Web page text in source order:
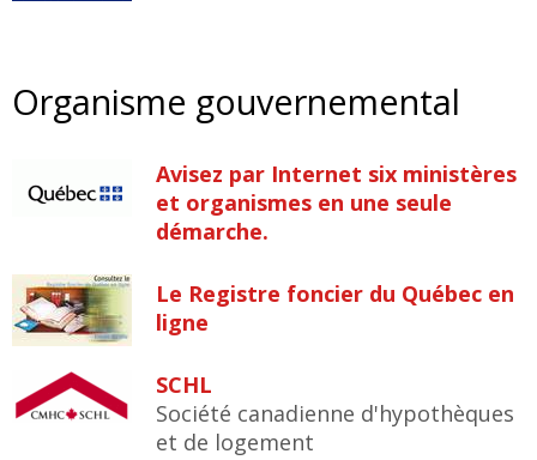
Organisme gouvernemental
Avisez par Internet six ministères
et organismes en une seule
démarche.
Le Registre foncier du Québec en
ligne
SCHL
Société canadienne d'hypothèques
et de logement